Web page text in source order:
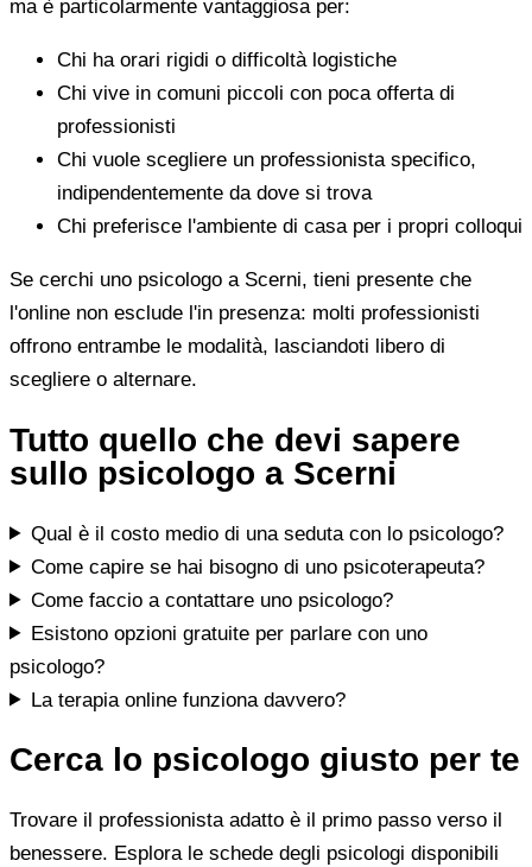
ma è particolarmente vantaggiosa per:
Chi ha orari rigidi o difficoltà logistiche
Chi vive in comuni piccoli con poca offerta di
professionisti
Chi vuole scegliere un professionista specifico,
indipendentemente da dove si trova
Chi preferisce l'ambiente di casa per i propri colloqui
Se cerchi uno psicologo a Scerni, tieni presente che
l'online non esclude l'in presenza: molti professionisti
offrono entrambe le modalità, lasciandoti libero di
scegliere o alternare.
Tutto quello che devi sapere
sullo psicologo a Scerni
Qual è il costo medio di una seduta con lo psicologo?
Come capire se hai bisogno di uno psicoterapeuta?
Come faccio a contattare uno psicologo?
Esistono opzioni gratuite per parlare con uno
psicologo?
La terapia online funziona davvero?
Cerca lo psicologo giusto per te
Trovare il professionista adatto è il primo passo verso il
benessere. Esplora le schede degli psicologi disponibili